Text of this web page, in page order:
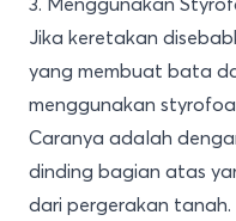
Jika keretakan
yang membuat bata
menggunakan
Caranya adalah
dinding bagian atas
dari pergerakan tanah.